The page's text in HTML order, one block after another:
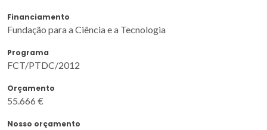
Financiamento
Fundação para a Ciência e a Tecnologia
Programa
FCT/PTDC/2012
Orçamento
55.666 €
Nosso orçamento